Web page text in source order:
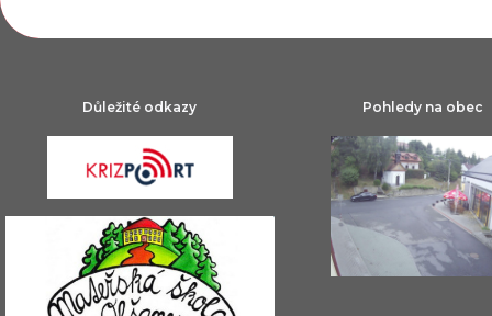
Důležité odkazy Pohledy na obec